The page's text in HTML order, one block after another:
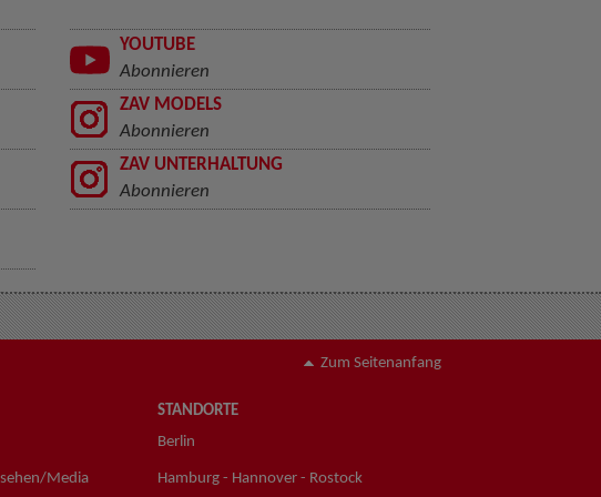
YOUTUBE
Abonnieren
ZAV MODELS
Abonnieren
ZAV UNTERHALTUNG
Abonnieren
Zum Seitenanfang
Media
STANDORTE
Berlin
Hamburg - Hannover - Rostock